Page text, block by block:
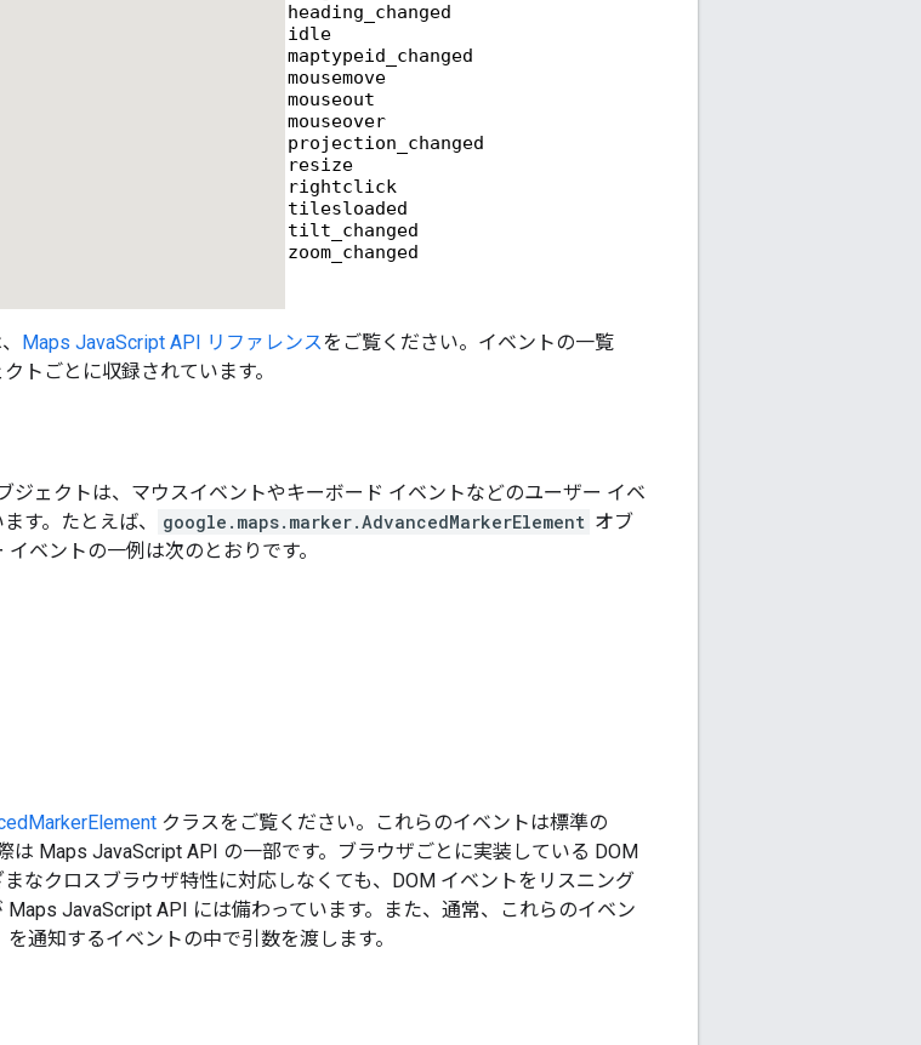
Maps JavaScript API リファレンスをご覧ください。イベントの一覧
トごとに収録されています。
ジェクトは、マウスイベントやキーボード イベントなどのユーザー イベ
す。たとえば、
google.maps.marker.AdvancedMarkerElement オブ
ベントの一例は次のとおりです。
クラスをご覧ください。これらのイベントは標準の
は Maps JavaScript API の一部です。ブラウザごとに実装している DOM
なクロスブラウザ特性に対応しなくても、DOM イベントをリスニング
JavaScript API には備わっています。また、通常、これらのイベン
通知するイベントの中で引数を渡します。